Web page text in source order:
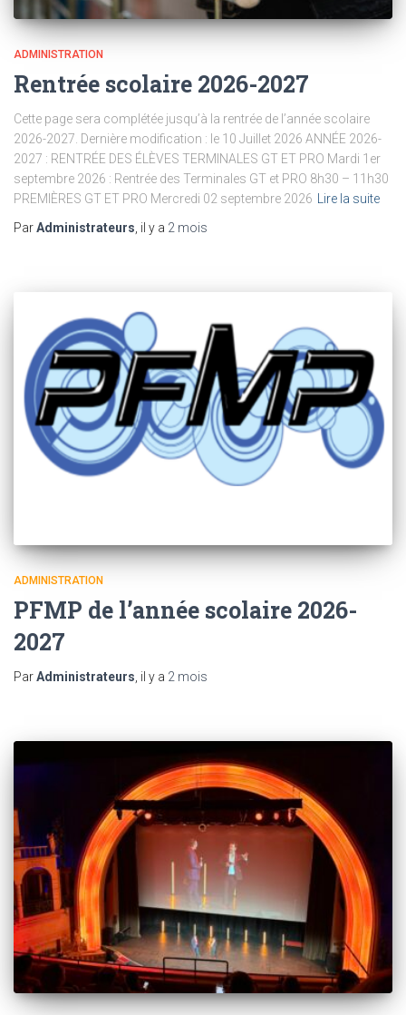
ADMINISTRATION
Rentrée scolaire 2026-2027
Cette page sera complétée jusqu’à la rentrée de l’année scolaire
2026-2027. Dernière modification : le 10 Juillet 2026 ANNÉE 2026-
2027 : RENTRÉE DES ÉLÈVES TERMINALES GT ET PRO Mardi 1er
septembre 2026 : Rentrée des Terminales GT et PRO 8h30 – 11h30
PREMIÈRES GT ET PRO Mercredi 02 septembre 2026
Lire la suite
ParAdministrateurs , il y a 2 mois
ADMINISTRATION
PFMP de l’année scolaire 2026-
2027
ParAdministrateurs , il y a 2 mois